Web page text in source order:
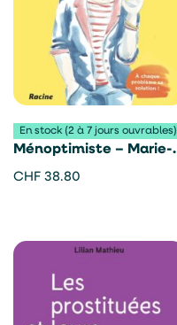
En stock (2 à 7 jours ouvrables)
Ménoptimiste – Marie-
Françoise Dispa, Karo
CHF 38.80